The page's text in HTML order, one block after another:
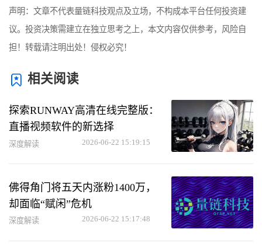
声明：文章不代表量链科技观点及立场，不构成本平台任何投资建
议。投资决策需建立在独立思考之上，本文内容仅供参考，风险自
担！转载请注明出处！侵权必究！
相关阅读
探索RUNWAY高清在线完整版：
直播视频软件的新选择
深度解读 2026-06-22 15:19:15
佛得角门将五天内涨粉1400万，
却面临“赋闲”危机
深度解读 2026-06-22 15:17:48